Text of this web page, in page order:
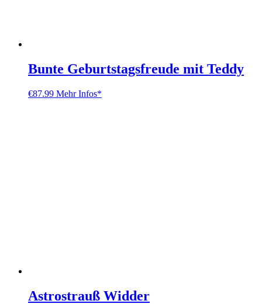
Bunte Geburtstagsfreude mit Teddy
€87.99 Mehr Infos*
Astrostrauß Widder